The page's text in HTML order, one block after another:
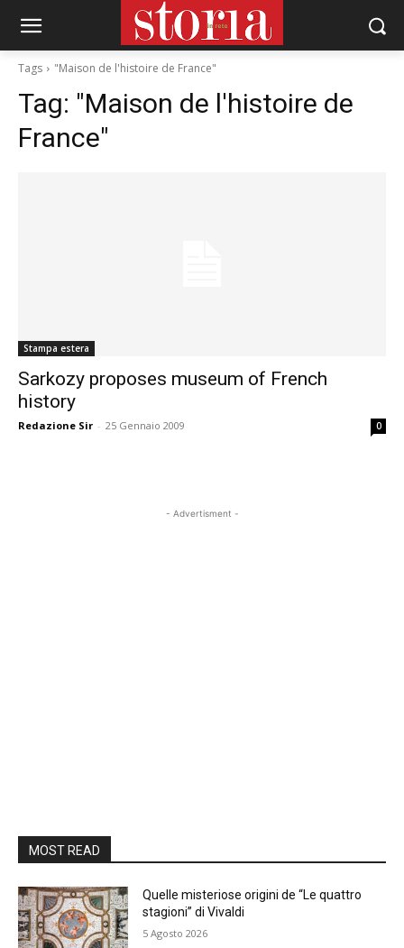
Tags "Maison de l'histoire de France"
Tag: "Maison de l'histoire de
France"
Stampa estera
Sarkozy proposes museum of French
history
Redazione Sir - 25 Gennaio 2009 0
- Advertisment -
MOST READ
Quelle misteriose origini de “Le quattro
stagioni” di Vivaldi
5 Agosto 2026